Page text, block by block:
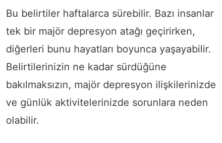
Bu belirtiler haftalarca sürebilir. Bazı insanlar
tek bir majör depresyon atağı geçirirken,
diğerleri bunu hayatları boyunca yaşayabilir.
Belirtilerinizin ne kadar sürdüğüne
bakılmaksızın, majör depresyon ilişkilerinizde
ve günlük aktivitelerinizde sorunlara neden
olabilir.